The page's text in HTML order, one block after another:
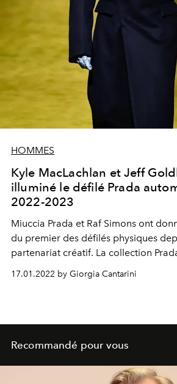
HOMMES
Kyle MacLachlan et Jeff
illuminé le défilé Prada
2022-2023
Miuccia Prada et Raf Simons ont
du premier des défilés physiques
partenariat créatif. La collection
2022-2023 a été dévoilée au public
Fondation Prada dans un tonnerre
Jeff Goldblum, qui ont
le show et ont été rejoints par les
17.01.2022 by Giorgia Cantarini
Recommandé pour vous